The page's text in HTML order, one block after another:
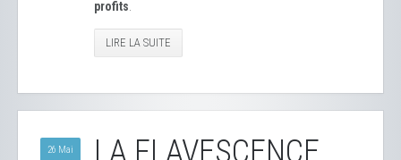
profits
LIRE LA SUITE
26 Mai
LA FLAVESCENCE